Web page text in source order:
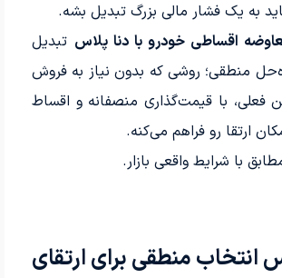
به یک فشار مالی بزرگ تبدیل بشه.
اقساطی خودرو با دنا پلاس تبدیل
منطقی؛ روشی که بدون نیاز به فروش
فعلی، با قیمت‌گذاری منصفانه و اقساط
ارتقا رو فراهم می‌کنه.
با شرایط واقعی بازار.
انتخاب منطقی برای ارتقای